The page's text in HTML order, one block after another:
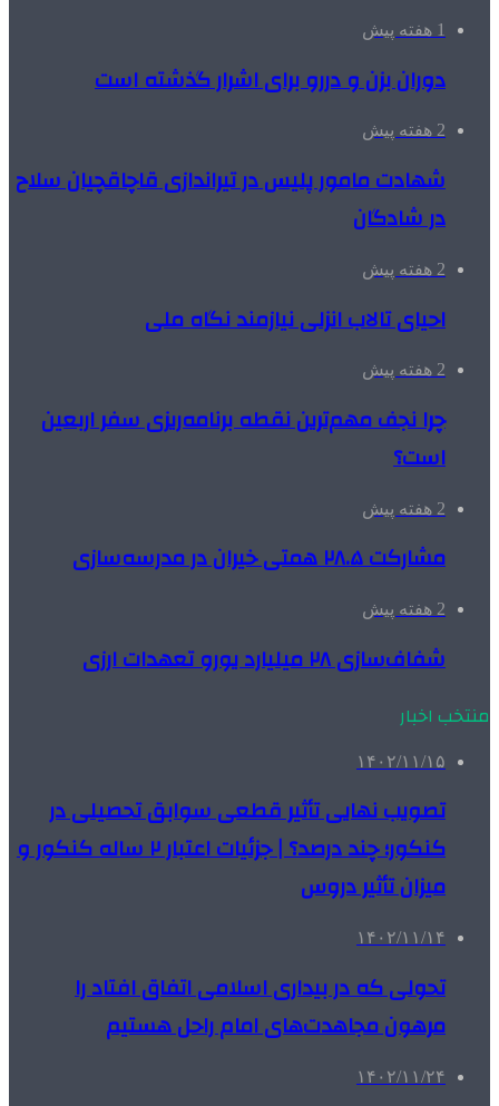
1 هفته پیش
دوران بزن و دررو برای اشرار گذشته است
2 هفته پیش
شهادت مامور پلیس در تیراندازی قاچاقچیان سلاح
در شادگان
2 هفته پیش
احیای تالاب انزلی نیازمند نگاه ملی
2 هفته پیش
چرا نجف مهم‌ترین نقطه برنامه‌ریزی سفر اربعین
است؟
2 هفته پیش
مشارکت ۲۸.۵ همتی خیران در مدرسه‌سازی
2 هفته پیش
شفاف‌سازی ۲۸ میلیارد یورو تعهدات ارزی
منتخب اخبار
۱۴۰۲/۱۱/۱۵
تصویب نهایی تأثیر قطعی سوابق تحصیلی در
کنکور؛ چند درصد؟ | جزئیات اعتبار ۲ ساله کنکور و
میزان تأثیر دروس
۱۴۰۲/۱۱/۱۴
تحولی که در بیداری اسلامی اتفاق افتاد را
مرهون مجاهدت‌های امام راحل هستیم
۱۴۰۲/۱۱/۲۴